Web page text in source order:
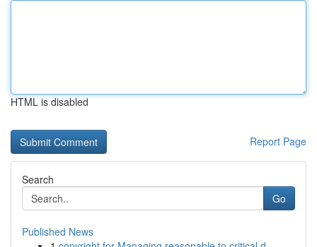
HTML is disabled
Report Page
Search
Go
Published News